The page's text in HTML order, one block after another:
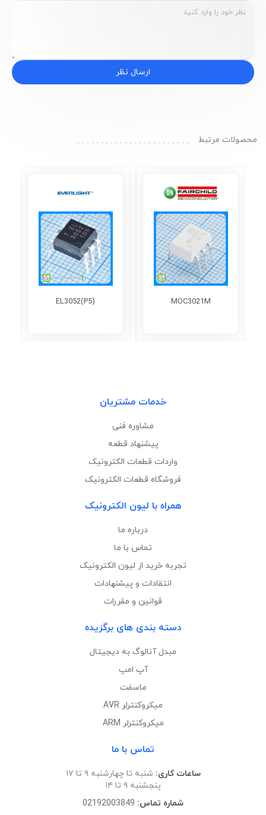
ارسال نظر
محصولات مرتبط
MOC3021M
EL3052(P5)
خدمات مشتریان
مشاوره فنی
پیشنهاد قطعه
واردات قطعات الکترونیک
فروشگاه قطعات الکترونیک
همراه با لیون الکترونیک
درباره ما
تماس با ما
تجربه خرید از لیون الکترونیک
انتقادات و پیشنهادات
قوانین و مقررات
دسته بندی های برگزیده
مبدل آنالوگ به دیجیتال
آپ امپ
ماسفت
میکروکنترلر AVR
میکروکنترلر ARM
تماس با ما
ساعات کاری: شنبه تا چهارشنبه ۹ تا ۱۷
پنجشنبه ۹ تا ۱۴
شماره تماس: 02192003849